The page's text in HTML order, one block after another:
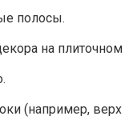
полосы.
на
(например, верх